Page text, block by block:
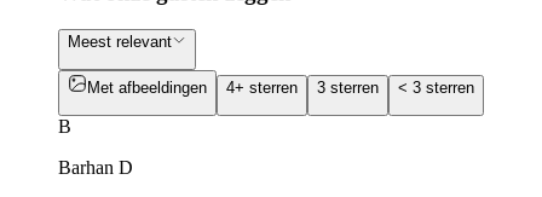
Meest relevant
Met afbeeldingen 4+ sterren 3 sterren < 3 sterren
B
Barhan D